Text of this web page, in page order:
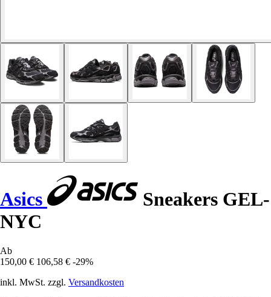
Asics
Sneakers GEL-
NYC
Ab
150,00 € 106,58 € -29%
inkl. MwSt. zzgl. Versandkosten